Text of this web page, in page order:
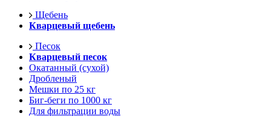
Щебень
Кварцевый щебень
Песок
Кварцевый песок
Окатанный (сухой)
Дробленый
Мешки по 25 кг
Биг-беги по 1000 кг
Для фильтрации воды